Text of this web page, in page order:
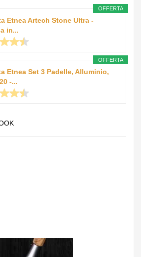
OFFERTA
Etnea Artech Stone Ultra -
in...
OFFERTA
Etnea Set 3 Padelle, Alluminio,
-...